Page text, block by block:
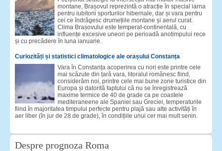
montane, Brașovul reprezintă o atracție în special iarna
pentru iubitorii sporturilor hibernale, dar și vara pentru
cei ce îndrăgesc drumețiile montane și aerul curat.
Clima Brașovului este temperat-continentală, cu
influențe excesive uneori pe perioadă anotimpului rece
și cu precădere în luna ianuarie.
Curiozități și statistici climatologice ale orașului Constanța
Vara în Constanța acoperirea cu nori este printre cele
mai scăzute din țară vara, litoralul românesc fiind,
considerăm noi, printre cele mai bune zone turistice din
Europa și datorită faptului că nu se înregistrează
maxime termice de 40 de grade ca pe coastele
mediteraneene ale Spaniei sau Greciei, temperaturile
fiind în majoritatea timpului perfecte pentru plajă sau alte activități în
aer liber (în jur de 28 de grade), în condițiile unui cer mai mult senin.
Despre prognoza Roma